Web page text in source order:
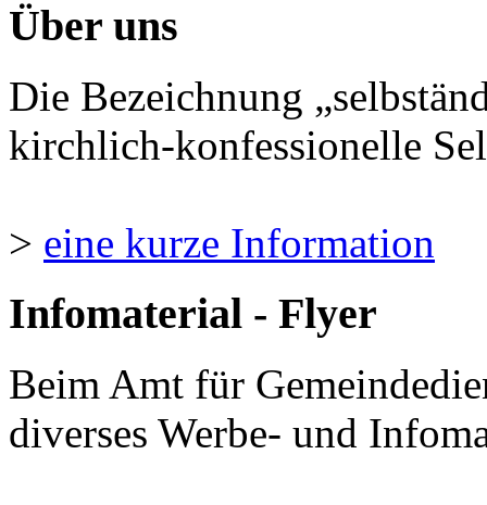
Über uns
Die Bezeichnung
kirchlich-konfessionelle
> eine kurze Information
Infomaterial - Flyer
Beim Amt für
diverses Werbe- und